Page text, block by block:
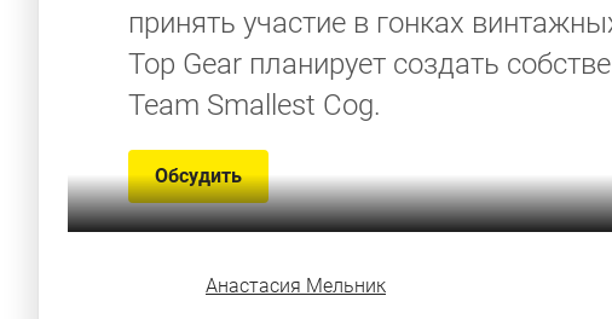
принять участие в гонках
Top Gear планирует создать
Team Smallest Cog.
Обсудить
Анастасия Мельник